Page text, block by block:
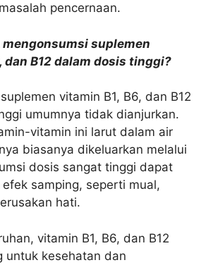
pencernaan.
mengonsumsi suplemen
dan B12 dalam dosis tinggi?
vitamin B1, B6, dan B12
umumnya tidak dianjurkan.
vitamin ini larut dalam air
biasanya dikeluarkan melalui
dosis sangat tinggi dapat
samping, seperti mual,
hati.
vitamin B1, B6, dan B12
untuk kesehatan dan